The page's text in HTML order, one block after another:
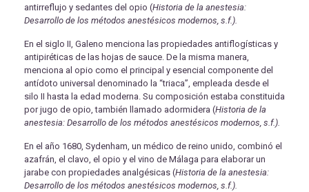
antirreflujo y sedantes del opio (Historia de la anestesia:
Desarrollo de los métodos anestésicos modernos, s.f.).
En el siglo II, Galeno menciona las propiedades antiflogísticas y
antipiréticas de las hojas de sauce. De la misma manera,
menciona al opio como el principal y esencial componente del
antídoto universal denominado la “triaca”, empleada desde el
silo II hasta la edad moderna. Su composición estaba constituida
por jugo de opio, también llamado adormidera (Historia de la
anestesia: Desarrollo de los métodos anestésicos modernos, s.f.).
En el año 1680, Sydenham, un médico de reino unido, combinó el
azafrán, el clavo, el opio y el vino de Málaga para elaborar un
jarabe con propiedades analgésicas (Historia de la anestesia:
Desarrollo de los métodos anestésicos modernos, s.f.).